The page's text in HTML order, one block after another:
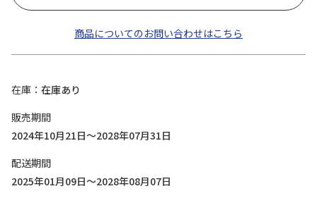
商品についてのお問い合わせはこちら
在庫
在庫あり
販売期間
2024年10月21日～2028年07月31日
配送期間
2025年01月09日～2028年08月07日